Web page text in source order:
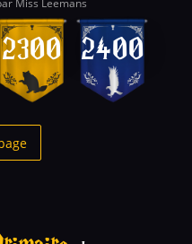
Miss Leemans
2300 2400